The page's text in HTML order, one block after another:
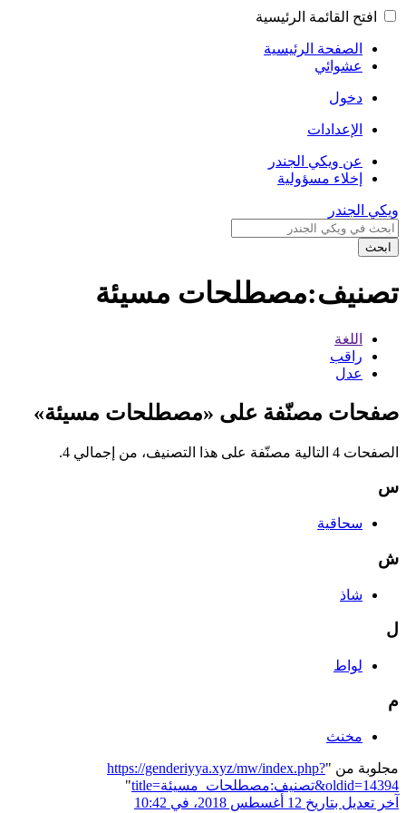
افتح القائمة الرئيسية
الصفحة الرئيسية
عشوائي
دخول
الإعدادات
عن ويكي الجندر
إخلاء مسؤولية
ويكي الجندر
ابحث
تصنيف:مصطلحات مسيئة
اللغة
راقب
عدل
صفحات مصنّفة على «مصطلحات مسيئة»
الصفحات 4 التالية مصنّفة على هذا التصنيف، من إجمالي 4.
س
سحاقية
ش
شاذ
ل
لواط
م
مخنث
مجلوبة من "https://genderiyya.xyz/mw/index.php?
title=تصنيف:مصطلحات_مسيئة&oldid=14394
"
آخر تعديل بتاريخ 12 أغسطس 2018، في 10:42